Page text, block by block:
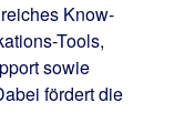
Know-
Tools,
sowie
fördert die